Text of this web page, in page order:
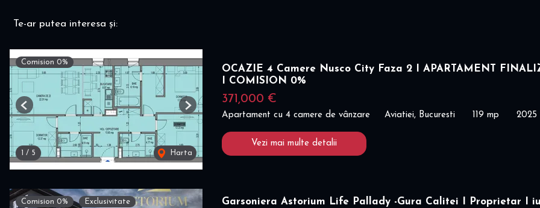
Te-ar putea interesa și:
Comision 0%
1 / 5 Harta
Previous Next
OCAZIE 4 Camere Nusco City Faza 2 I APARTAMENT
I COMISION 0%
371,000 €
Apartament cu 4 camere de vânzare Aviatiei, Bucuresti 119 mp 2025
Vezi mai multe detalii
Comision 0% Exclusivitate
Garsoniera Astorium Life Pallady -Gura Calitei I Proprietar I